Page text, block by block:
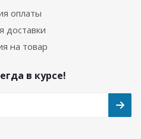
оплаты
доставки
на товар
в курсе!